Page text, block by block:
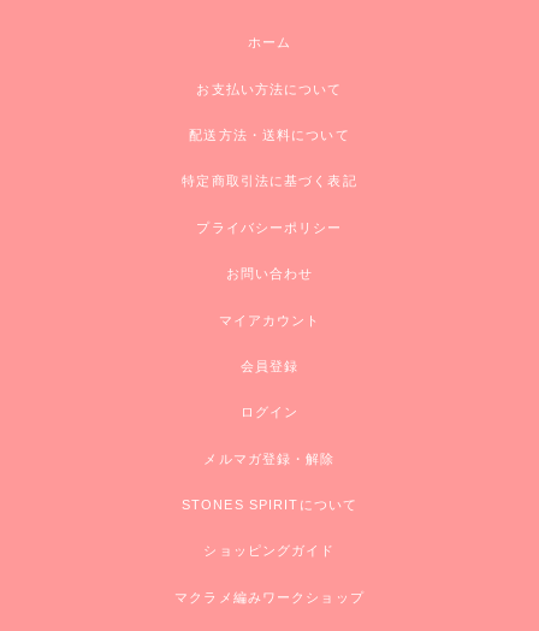
ホーム
お支払い方法について
配送方法・送料について
特定商取引法に基づく表記
プライバシーポリシー
お問い合わせ
マイアカウント
会員登録
ログイン
メルマガ登録・解除
STONES SPIRITについて
ショッピングガイド
マクラメ編みワークショップ